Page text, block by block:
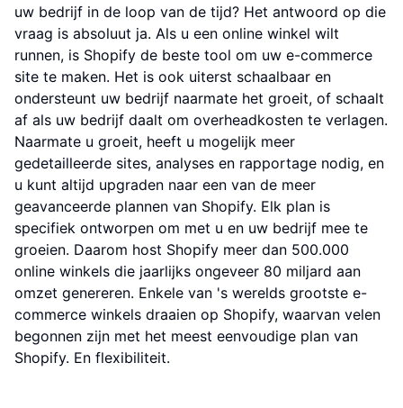
uw bedrijf in de loop van de tijd? Het antwoord op die
vraag is absoluut ja. Als u een online winkel wilt
runnen, is Shopify de beste tool om uw e-commerce
site te maken. Het is ook uiterst schaalbaar en
ondersteunt uw bedrijf naarmate het groeit, of schaalt
af als uw bedrijf daalt om overheadkosten te verlagen.
Naarmate u groeit, heeft u mogelijk meer
gedetailleerde sites, analyses en rapportage nodig, en
u kunt altijd upgraden naar een van de meer
geavanceerde plannen van Shopify. Elk plan is
specifiek ontworpen om met u en uw bedrijf mee te
groeien. Daarom host Shopify meer dan 500.000
online winkels die jaarlijks ongeveer 80 miljard aan
omzet genereren. Enkele van 's werelds grootste e-
commerce winkels draaien op Shopify, waarvan velen
begonnen zijn met het meest eenvoudige plan van
Shopify. En flexibiliteit.